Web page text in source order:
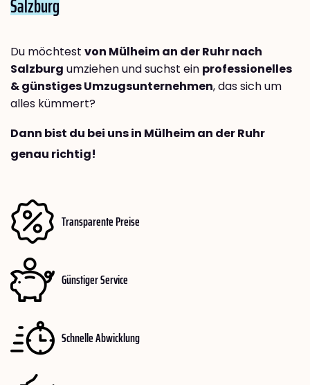
Salzburg
Du möchtest von Mülheim an der Ruhr nach
Salzburg umziehen und suchst ein professionelles
& günstiges Umzugsunternehmen, das sich um
alles kümmert?
Dann bist du bei uns in Mülheim an der Ruhr
genau richtig!
Transparente Preise
Günstiger Service
Schnelle Abwicklung